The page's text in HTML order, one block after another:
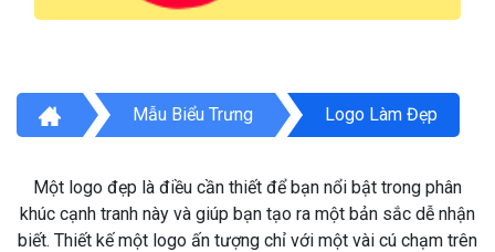
Mẫu Biểu Trưng Logo Làm Đẹp
Một logo đẹp là điều cần thiết để bạn nổi bật trong phân
khúc cạnh tranh này và giúp bạn tạo ra một bản sắc dễ nhận
biết. Thiết kế một logo ấn tượng chỉ với một vài cú chạm trên